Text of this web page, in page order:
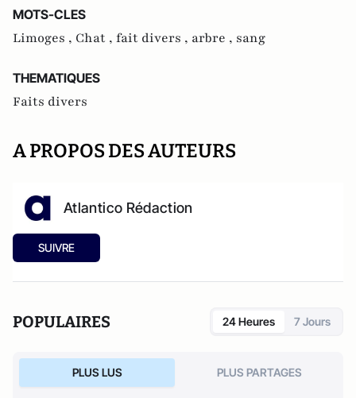
MOTS-CLES
Limoges , Chat , fait divers , arbre , sang
THEMATIQUES
Faits divers
A PROPOS DES AUTEURS
Atlantico Rédaction
SUIVRE
POPULAIRES 24 Heures 7 Jours
PLUS LUS PLUS PARTAGES